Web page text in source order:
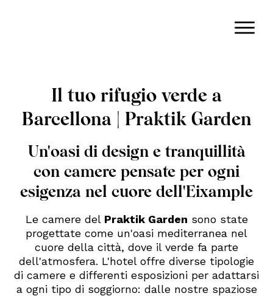
Il tuo rifugio verde a
Barcellona | Praktik Garden
Un'oasi di design e tranquillità
con camere pensate per ogni
esigenza nel cuore dell'Eixample
Le camere del Praktik Garden sono state
progettate come un'oasi mediterranea nel
cuore della città, dove il verde fa parte
dell'atmosfera. L'hotel offre diverse tipologie
di camere e differenti esposizioni per adattarsi
a ogni tipo di soggiorno: dalle nostre spaziose